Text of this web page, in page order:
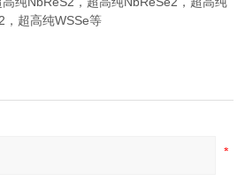
，超高纯WSSe等